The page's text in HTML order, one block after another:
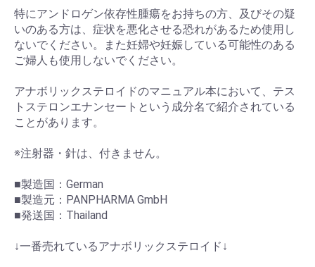
特にアンドロゲン依存性腫瘍をお持ちの方、及びその疑
いのある方は、症状を悪化させる恐れがあるため使用し
ないでください。また妊婦や妊娠している可能性のある
ご婦人も使用しないでください。
アナボリックステロイドのマニュアル本において、テス
トステロンエナンセートという成分名で紹介されている
ことがあります。
※注射器・針は、付きません。
■製造国：German
■製造元：PANPHARMA GmbH
■発送国：Thailand
↓一番売れているアナボリックステロイド↓